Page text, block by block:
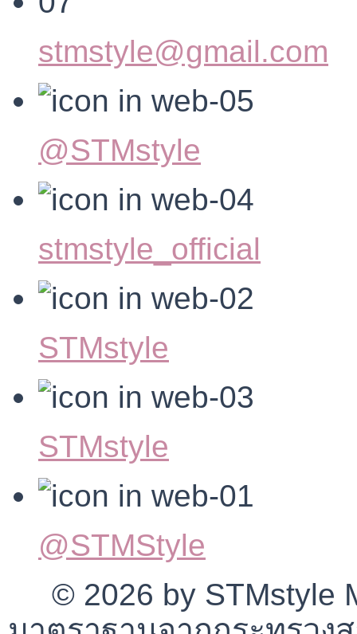
stmstyle@gmail.com
@STMstyle
stmstyle_official
STMstyle
STMstyle
@STMStyle
© 2026 by STMstyle